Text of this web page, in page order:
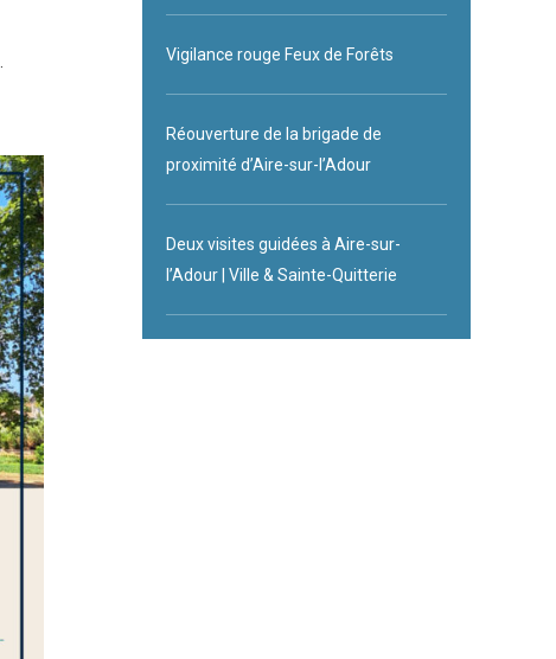
Vigilance rouge Feux de Forêts
Réouverture de la brigade de
proximité d’Aire-sur-l’Adour
Deux visites guidées à Aire-sur-
l’Adour | Ville & Sainte-Quitterie